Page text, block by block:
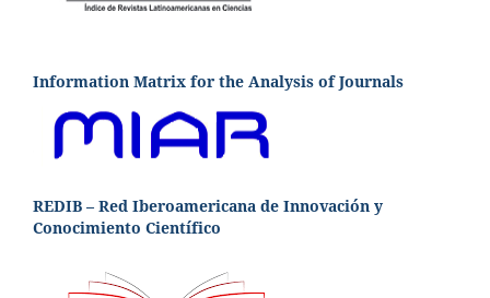
Information Matrix for the Analysis of Journals
REDIB – Red Iberoamericana de Innovación y
Conocimiento Científico